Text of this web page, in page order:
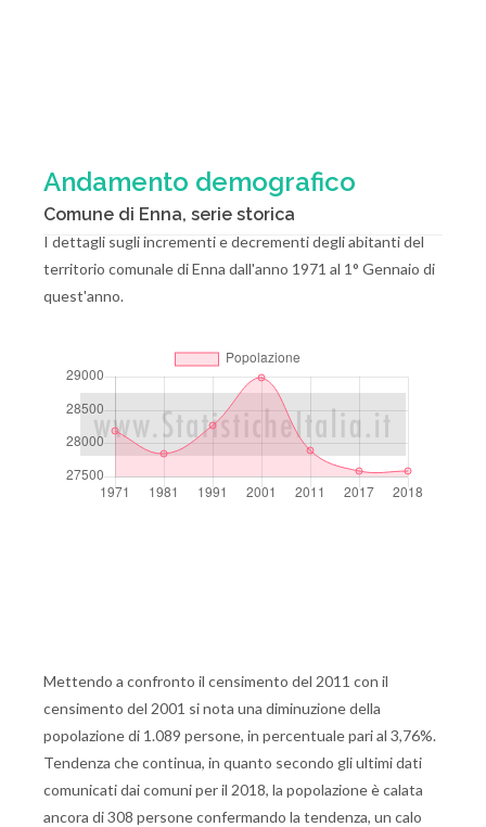
Andamento demografico
Comune di Enna, serie storica
I dettagli sugli incrementi e decrementi degli abitanti del
territorio comunale di Enna dall'anno 1971 al 1° Gennaio di
quest'anno.
Mettendo a confronto il censimento del 2011 con il
censimento del 2001 si nota una diminuzione della
popolazione di 1.089 persone, in percentuale pari al 3,76%.
Tendenza che continua, in quanto secondo gli ultimi dati
comunicati dai comuni per il 2018, la popolazione è calata
ancora di 308 persone confermando la tendenza, un calo